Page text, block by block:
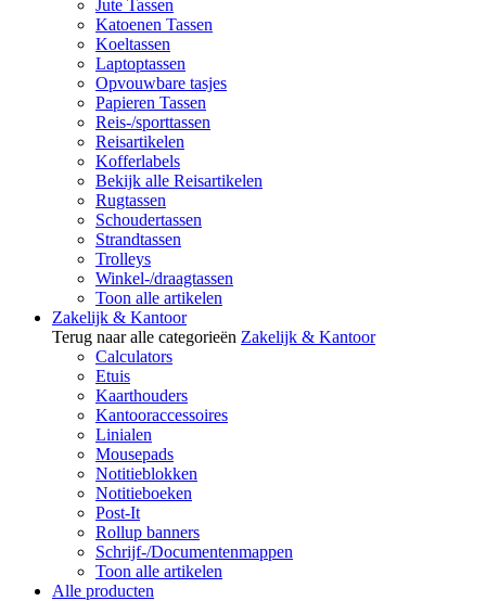
Jute Tassen
Katoenen Tassen
Koeltassen
Laptoptassen
Opvouwbare tasjes
Papieren Tassen
Reis-/sporttassen
Reisartikelen
Kofferlabels
Bekijk alle Reisartikelen
Rugtassen
Schoudertassen
Strandtassen
Trolleys
Winkel-/draagtassen
Toon alle artikelen
Zakelijk & Kantoor
Terug naar alle categorieën Zakelijk & Kantoor
Calculators
Etuis
Kaarthouders
Kantooraccessoires
Linialen
Mousepads
Notitieblokken
Notitieboeken
Post-It
Rollup banners
Schrijf-/Documentenmappen
Toon alle artikelen
Alle producten